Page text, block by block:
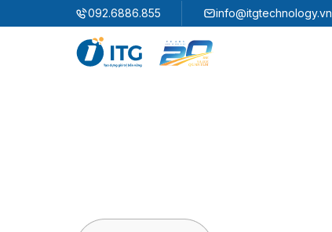
092.6886.855 info@itgtechnology.vn